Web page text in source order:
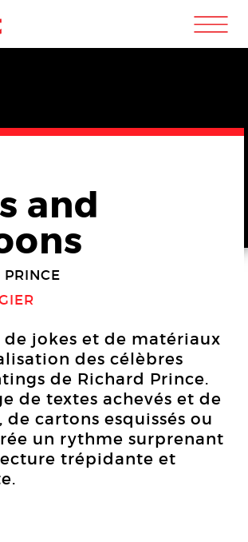
m
and
jokes et de matériaux
des célèbres
de Richard Prince.
de textes achevés et de
cartons esquissés ou
un rythme surprenant
trépidante et